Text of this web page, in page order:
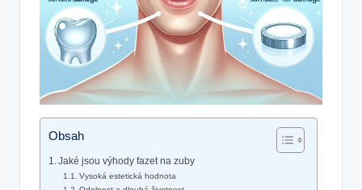
Obsah
Jaké jsou výhody fazet na zuby
Vysoká estetická hodnota